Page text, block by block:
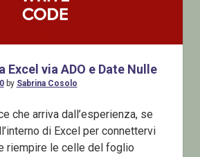
Excel via ADO e Date Nulle
by Sabrina Cosolo
che arriva dall’esperienza, se
di Excel per connettervi
riempire le celle del foglio